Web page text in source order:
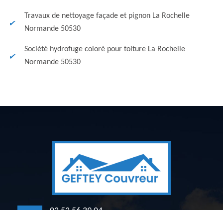
Travaux de nettoyage façade et pignon La Rochelle
Normande 50530
Société hydrofuge coloré pour toiture La Rochelle
Normande 50530